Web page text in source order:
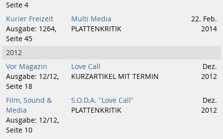
Seite 4
Kurier Freizeit
Ausgabe: 1264,
Seite 45
Multi Media
PLATTENKRITIK
22. Feb.
2014
2012
Vor Magazin
Ausgabe: 12/12,
Seite 18
Love Call
KURZARTIKEL MIT TERMIN
Dez.
2012
Film, Sound &
Media
Ausgabe: 12/12,
Seite 10
S.O.D.A. "Love Call"
PLATTENKRITIK
Dez.
2012